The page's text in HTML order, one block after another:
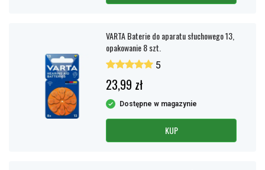
VARTA Baterie do aparatu słuchowego 13,
opakowanie 8 szt.
5
23,99 zł
Dostępne w magazynie
KUP